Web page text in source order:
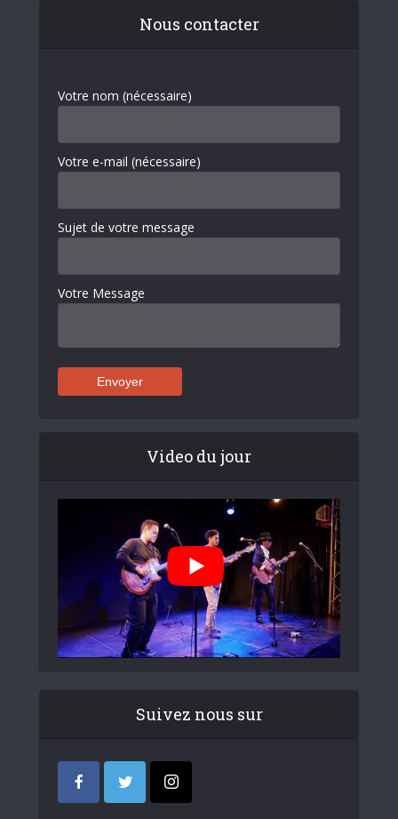
Nous contacter
Votre nom (nécessaire)
Votre e-mail (nécessaire)
Sujet de votre message
Votre Message
Video du jour
Suivez nous sur